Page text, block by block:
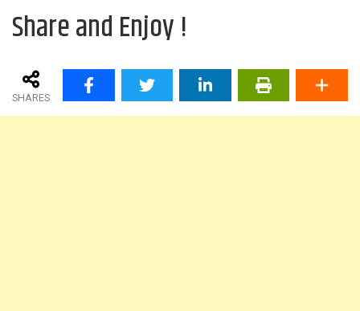
Share and Enjoy !
SHARES